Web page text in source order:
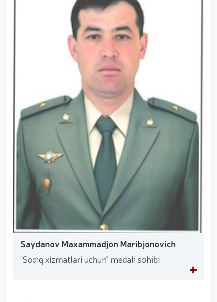
Saydanov Maxammadjon Maribjonovich
"Sodiq xizmatlari uchun" medali sohibi